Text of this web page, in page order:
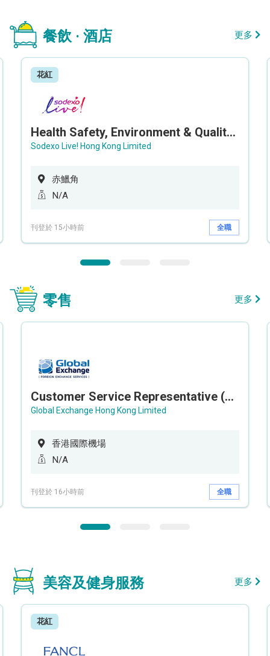
餐飲 · 酒店 更多
花紅
Health Safety, Environment & Quality Assurance Officer (Maternity cover – 5 months contract)
Sodexo Live! Hong Kong Limited
赤鱲角
N/A
刊登於 15小時前 全職
零售 更多
Customer Service Representative (Airport)
Global Exchange Hong Kong Limited
香港國際機場
N/A
刊登於 16小時前 全職
美容及健身服務 更多
花紅